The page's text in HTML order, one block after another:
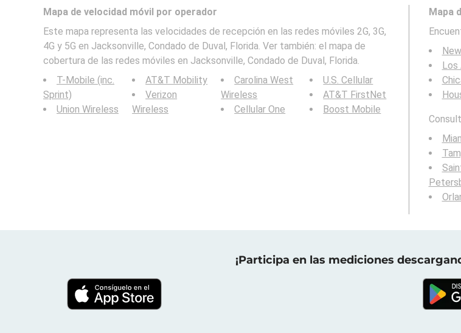
Mapa de velocidad móvil por operador
Este mapa representa las velocidades de recepción en las redes móviles 2G, 3G,
4G y 5G en Jacksonville, Condado de Duval, Florida. Ver también: el mapa de
cobertura de las redes móviles en Jacksonville, Condado de Duval, Florida.
T-Mobile (inc.
Sprint)
Union Wireless
AT&T Mobility
Verizon
Wireless
Carolina West
Wireless
Cellular One
U.S. Cellular
AT&T FirstNet
Boost Mobile
Mapa
Los
¡Participa en las mediciones